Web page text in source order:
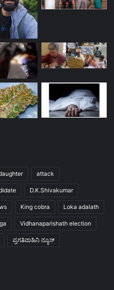
attack
D.K.Shivakumar
King cobra Loka adalath
Vidhanaparishath election
ಪ್ರಗತಿವಾಹಿನಿ ನ್ಯೂಸ್